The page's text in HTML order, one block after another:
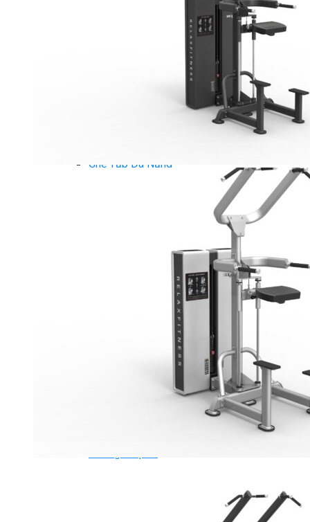
Xe đạp ngồi có tựa lưng
Máy tập phục hồi chức năng
Thiết Bị Phòng Gym chuyên dụng
Ghế Tập Đa Năng
Dụng Cụ Tập Thể Lực
Máy chạy bộ Spirit
Xe đạp tập Spirit
Xe đạp ngồi có tựa lưng Spirit
Máy trượt tuyết Spirit